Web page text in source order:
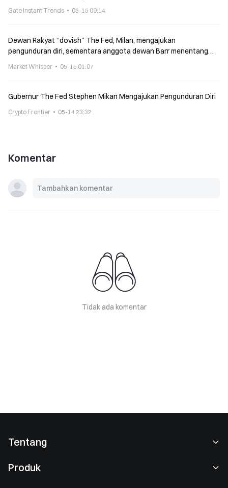
Gate Instant Trends 05-15 09:14
Dewan Rakyat “dovish” The Fed, Milan, mengajukan
pengunduran diri, sementara anggota dewan Barr menentang
Market Whisper 05-15 01:07
Gubernur The Fed Stephen Mikan Mengajukan Pengunduran Diri
Crypto Frontier 05-14 23:32
Komentar
Tidak ada komentar
Tentang
Produk